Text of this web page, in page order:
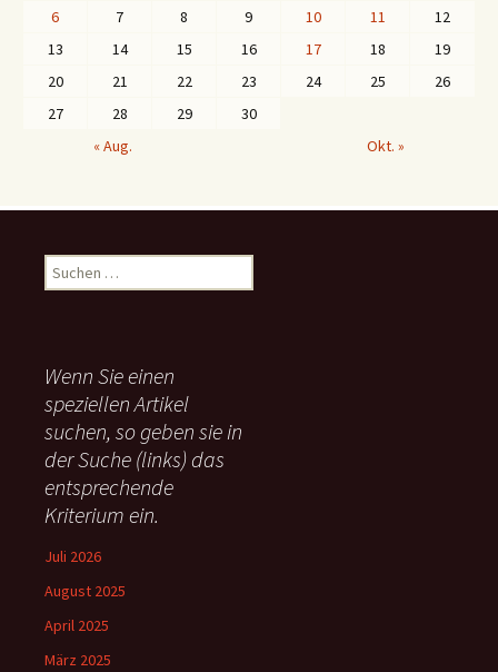
6
7 8 9 10 11
12
13
14 15 16 17 18
19
20
21 22 23 24 25
26
27
28 29
30
« Aug.
Okt. »
u
n
n
a
c
:
Wenn Sie einen
speziellen Artikel
suchen, so geben sie in
der Suche (links) das
entsprechende
Kriterium ein.
Juli 2026
August 2025
April 2025
März 2025